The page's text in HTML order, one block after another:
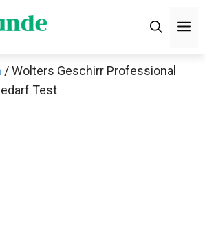
/ Wolters Geschirr Professional
Test